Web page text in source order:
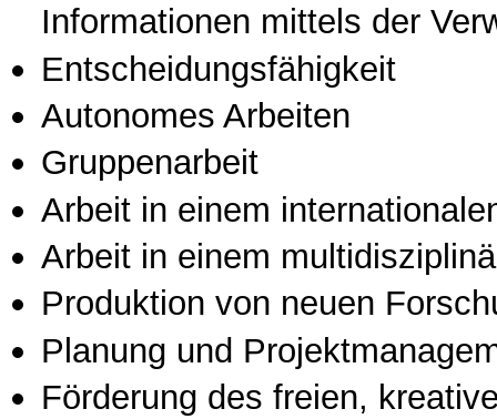
Informationen mittels der
Entscheidungsfähigkeit
Autonomes Arbeiten
Gruppenarbeit
Arbeit in einem
Arbeit in einem
Produktion von neuen
Planung und
Förderung des freien,